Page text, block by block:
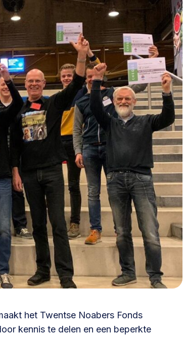
buurten, contact stimuleren,
uitbreiden >
buurt vergroenen, SDG >
en gebiedsontwikkeling
omgevingswet, participatie,
e-mail.
het Twentse Noabers Fonds
kennis te delen en een beperkte